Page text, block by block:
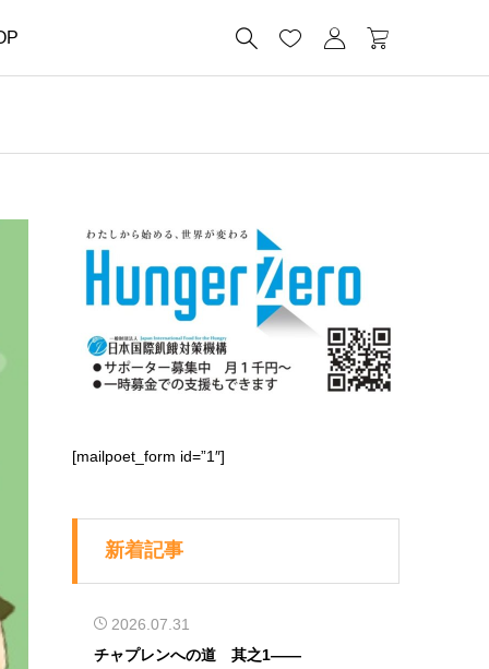
   
[mailpoet_form id=”1″]
新着記事
2026.07.31
チャプレンへの道 其之1――